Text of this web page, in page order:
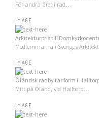
För andra året i rad…
IMAGE
Arkitekturpris till
Medlemmarna i Sveriges
IMAGE
Öländsk radby tar form i
Mitt på Öland, vid Halltorp…
IMAGE